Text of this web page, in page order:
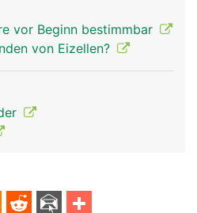
vor Beginn bestimmbar
von Eizellen?